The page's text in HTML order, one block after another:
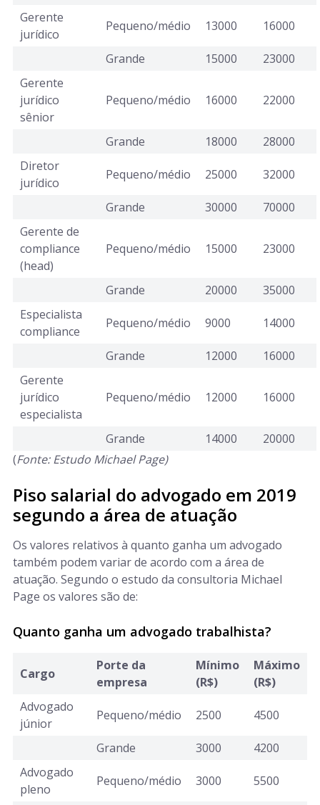
Gerente
jurídico
Pequeno/médio 13000 16000
Grande 15000
23000
Gerente
jurídico
sênior
Pequeno/médio 16000 22000
Grande 18000
28000
Diretor
jurídico
Pequeno/médio 25000 32000
Grande 30000
70000
Gerente de
compliance
(head)
Pequeno/médio 15000 23000
Grande 20000
35000
Especialista
compliance
Pequeno/médio 9000 14000
Grande 12000
16000
Gerente
jurídico
especialista
Pequeno/médio 12000 16000
Grande 14000
20000
(Fonte: Estudo Michael Page)
Piso salarial do advogado em 2019
segundo a área de atuação
Os valores relativos à quanto ganha um advogado
também podem variar de acordo com a área de
atuação. Segundo o estudo da consultoria Michael
Page os valores são de:
Quanto ganha um advogado trabalhista?
Cargo
Porte da
empresa
Mínimo
(R$)
Máximo
(R$)
Advogado
júnior
Pequeno/médio 2500 4500
Grande 3000
4200
Advogado
pleno
Pequeno/médio 3000 5500